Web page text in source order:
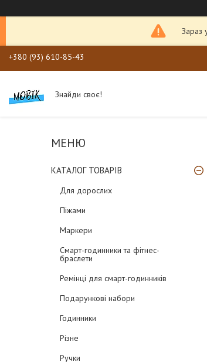
Зараз
+380 (93) 610-85-43
Знайди своє!
КАТАЛОГ ТОВАРІВ
Для дорослих
Піжами
Маркери
Смарт-годинники та фітнес-
браслети
Ремінці для смарт-годинників
Подарункові набори
Годинники
Різне
Ручки